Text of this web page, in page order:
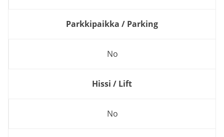
Parkkipaikka / Parking
No
Hissi / Lift
No